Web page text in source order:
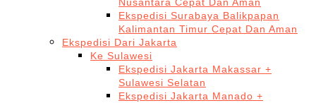
Ekspedisi Surabaya Balikpapan
Kalimantan Timur Cepat Dan Aman
Ekspedisi Dari Jakarta
Ke Sulawesi
Ekspedisi Jakarta Makassar +
Sulawesi Selatan
Ekspedisi Jakarta Manado +